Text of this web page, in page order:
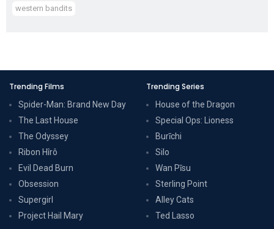
western bandits
Trending Films
Spider-Man: Brand New Day
The Last House
The Odyssey
Ribon Hîrô
Evil Dead Burn
Obsession
Supergirl
Project Hail Mary
Trending Series
House of the Dragon
Special Ops: Lioness
Burīchi
Silo
Wan Pīsu
Sterling Point
Alley Cats
Ted Lasso